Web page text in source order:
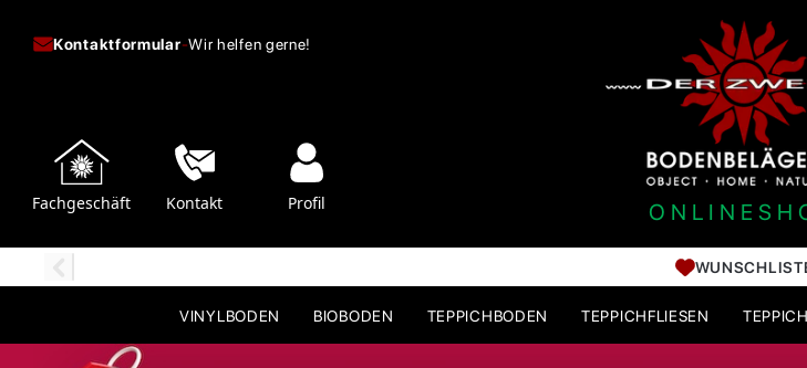
Kontaktformular-Wir helfen gerne!
Fachgeschäft Kontakt Profil
VINYLBODEN BIOBODEN TEPPICHBODEN TEPPICHFLIESEN